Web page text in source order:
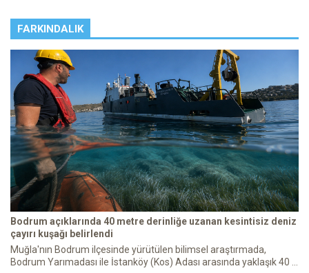
FARKINDALIK
Bodrum açıklarında 40 metre derinliğe uzanan kesintisiz deniz
çayırı kuşağı belirlendi
Muğla'nın Bodrum ilçesinde yürütülen bilimsel araştırmada,
Bodrum Yarımadası ile İstanköy (Kos) Adası arasında yaklaşık 40 ...